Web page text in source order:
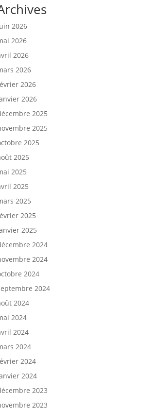
2026
2026
2026
2026
2026
2026
2025
2025
2025
2025
2025
2025
2025
2025
2025
2024
2024
2024
2024
2024
2024
2024
2024
2024
2024
2023
2023